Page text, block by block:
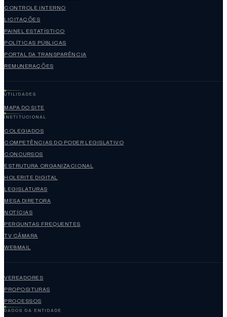
CONTROLE INTERNO
LICITAÇÕES
PAINEL ESTATÍSTICO
POLÍTICAS PÚBLICAS
PORTAL DA TRANSPARÊNCIA
REMUNERAÇÕES
UTILIDADES
MAPA DO SITE
INSTITUCIONAL
COLEGIADOS
COMPETÊNCIAS DO PODER LEGISLATIVO
CONCURSOS
ESTRUTURA ORGANIZACIONAL
HOLERITE DIGITAL
LEGISLATURAS
MESA DIRETORA
NOTÍCIAS
PERGUNTAS FREQUENTES
TV CÂMARA
WEBMAIL
VEREADORES
PROPOSITURAS
PROCESSOS
DADOS DA ENTIDADE